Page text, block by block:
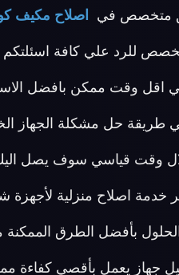
متخصص في اصلاح مكيف
وقت ممكن بافضل
طريقة حل مشكلة الجهاز
وقت قياسي سوف يصل اليك
خدمة اصلاح منزلية
بأفضل الطرق الممكنة
جهاز يعمل بأقصي